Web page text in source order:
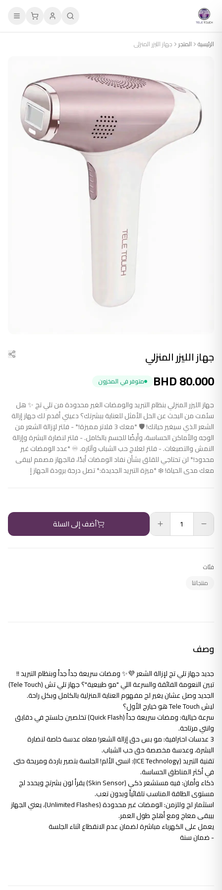
الرئيسية المتجر جهاز الليزر المنزلي
جهاز الليزر المنزلي
BHD80.000 متوفر في المخزون
جهاز الليزر المنزلي بنظام التبريد والومضات الغير محدودة من تلي تج ✨ هل
سئمت من البحث عن الحل الأمثل للعناية ببشرتك؟ دعيني أقدم لك جهاز إزالة
الشعر الذي سيغير حياتك! 🛡️ *معك 3 فلاتر مميزة!* - فلتر لإزالة الشعر من
الوجه والأماكن الحساسة، وأيضًا للجسم بالكامل. - فلتر لنضارة البشرة وإزالة
النمش والتصبغات. - فلتر لعلاج حب الشباب وآثاره. ♾️ *عدد الومضات غير
محدود!* لن تحتاجي للقلق بشأن نفاد الومضات أبدًا، فالجهاز مصمم ليبقى
معك مدى الحياة! ❄️ *ميزة التبريد الجديدة:* تصل درجة برودة الجهاز إ
أضف إلى السلة
فئات
منتجاتنا
وصف
جديد جهاز تلي تج لإزالة الشعر 💜✨ ومضات سريعة جداً جداً وبنظام التبريد !!
​تبين النعومة الفائقة والسرعة اللي "مو طبيعية"؟ جهاز تلي تش (Tele Touch)
الجديد وصل عشان يغير لج مفهوم العناية المنزلية بالكامل وبكل راحة.
​ليش Tele Touch هو خيارج الأول؟
​سرعة خيالية: ومضات سريعة جداً (Quick Flash) تخلصين جلستج في دقايق
وانتي مرتاحة.
​3 عدسات احترافية: مو بس حق إزالة الشعر! معاه عدسة خاصة لنضارة
البشرة، وعدسة مخصصة حق حب الشباب.
​تقنية التبريد (ICE Technology): انسي الألم! الجلسة بتصير باردة ومريحة حتى
في أكثر المناطق الحساسة.
​ذكاء وأمان: فيه مستشعر ذكي (Skin Sensor) يقرأ لون بشرتج ويحدد لج
مستوى الطاقة المناسب تلقائياً وبدون تعب.
​استثمار لج وللزمن: الومضات غير محدودة (Unlimited Flashes)، يعني الجهاز
بيبقى معاج ومع أهلج طول العمر.
​يعمل على الكهرباء مباشرة لضمان عدم الانقطاع اثناء الجلسة
- ضمان سنة